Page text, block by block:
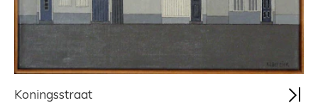
Koningsstraat